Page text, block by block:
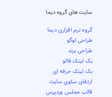
سایت های گروه دیما
گروه نرم افزاری دیما
طراحی لوگو
طراحی برند
بک لینک فالو
بک لینک حرفه ای
ارتقای سئوی سایت
قالب مجلس وردپرس